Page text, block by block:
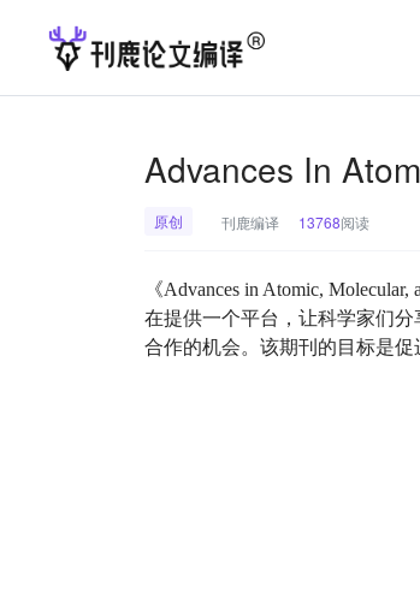
Advances In
原创 刊鹿编译 13768阅读
《Advances in Atomic,
在提供一个平台，让科学家们
合作的机会。该期刊的目标是